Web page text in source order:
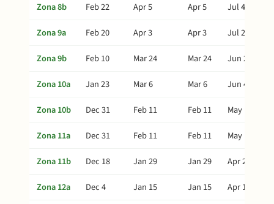
Zona 8b
Feb 22 Apr 5 Apr 5
Jul 4
Zona 9a
Feb 20 Apr 3 Apr 3
Jul 2
Zona 9b
Feb 10 Mar 24 Mar 24
Jun 22
Zona 10a
Jan 23 Mar 6 Mar 6
Jun 4
Zona 10b
Dec 31 Feb 11 Feb 11
May 12
Zona 11a
Dec 31 Feb 11 Feb 11
May 12
Zona 11b
Dec 18 Jan 29 Jan 29
Apr 29
Zona 12a
Dec 4 Jan 15 Jan 15 Apr 15